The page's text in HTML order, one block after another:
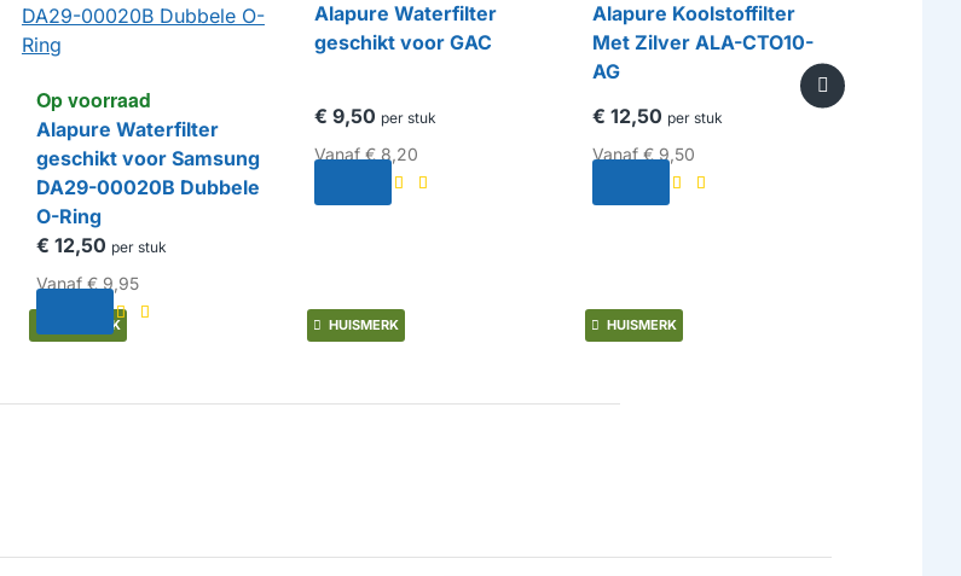
HUISMERK
Op voorraad
Alapure Waterfilter
geschikt voor Samsung
DA29-00020B Dubbele
O-Ring
€ 12,50 per stuk
Vanaf€ 9,95
HUISMERK
Alapure Waterfilter
geschikt voor GAC
€ 9,50 per stuk
Vanaf€ 8,20
HUISMERK
Alapure Koolstoffilter
Met Zilver ALA-CTO10-
AG
€ 12,50 per stuk
Vanaf€ 9,50